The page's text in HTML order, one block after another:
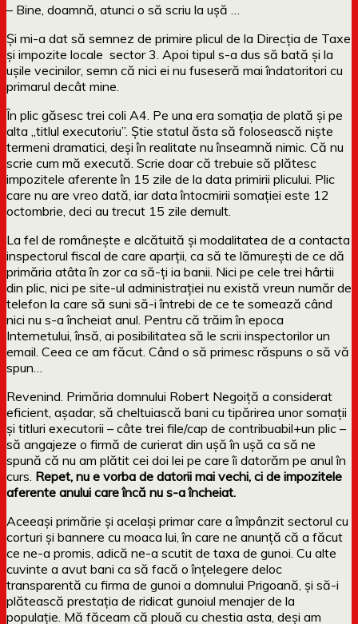
– Bine, doamnă, atunci o să scriu la ușă …
Și mi-a dat să semnez de primire plicul de la Direcția de Taxe
și impozite locale sector 3. Apoi tipul s-a dus să bată și la
ușile vecinilor, semn că nici ei nu fuseseră mai îndatoritori cu
primarul decât mine.
În plic găsesc trei coli A4. Pe una era somația de plată și pe
alta „titlul executoriu”. Știe statul ăsta să folosească niște
termeni dramatici, deși în realitate nu înseamnă nimic. Că nu
scrie cum mă execută. Scrie doar că trebuie să plătesc
impozitele aferente în 15 zile de la data primirii plicului. Plic
care nu are vreo dată, iar data întocmirii somației este 12
octombrie, deci au trecut 15 zile demult.
La fel de românește e alcătuită și modalitatea de a contacta
inspectorul fiscal de care aparții, ca să te lămurești de ce dă
primăria atâta în zor ca să-ți ia banii. Nici pe cele trei hârtii
din plic, nici pe site-ul administrației nu există vreun număr de
telefon la care să suni să-i întrebi de ce te somează când
nici nu s-a încheiat anul. Pentru că trăim în epoca
Internetului, însă, ai posibilitatea să le scrii inspectorilor un
email. Ceea ce am făcut. Când o să primesc răspuns o să vă
spun…
Revenind. Primăria domnului Robert Negoiță a considerat
eficient, așadar, să cheltuiască bani cu tipărirea unor somații
și titluri executorii – câte trei file/cap de contribuabil+un plic –
să angajeze o firmă de curierat din ușă în ușă ca să ne
spună că nu am plătit cei doi lei pe care îi datorăm pe anul în
curs. Repet, nu e vorba de datorii mai vechi, ci de impozitele
aferente anului care încă nu s-a încheiat.
Aceeași primărie și același primar care a împânzit sectorul cu
corturi și bannere cu moaca lui, în care ne anunță că a făcut
ce ne-a promis, adică ne-a scutit de taxa de gunoi. Cu alte
cuvinte a avut bani ca să facă o înțelegere deloc
transparentă cu firma de gunoi a domnului Prigoană, și să-i
plătească prestația de ridicat gunoiul menajer de la
populație. Mă făceam că plouă cu chestia asta, deși am